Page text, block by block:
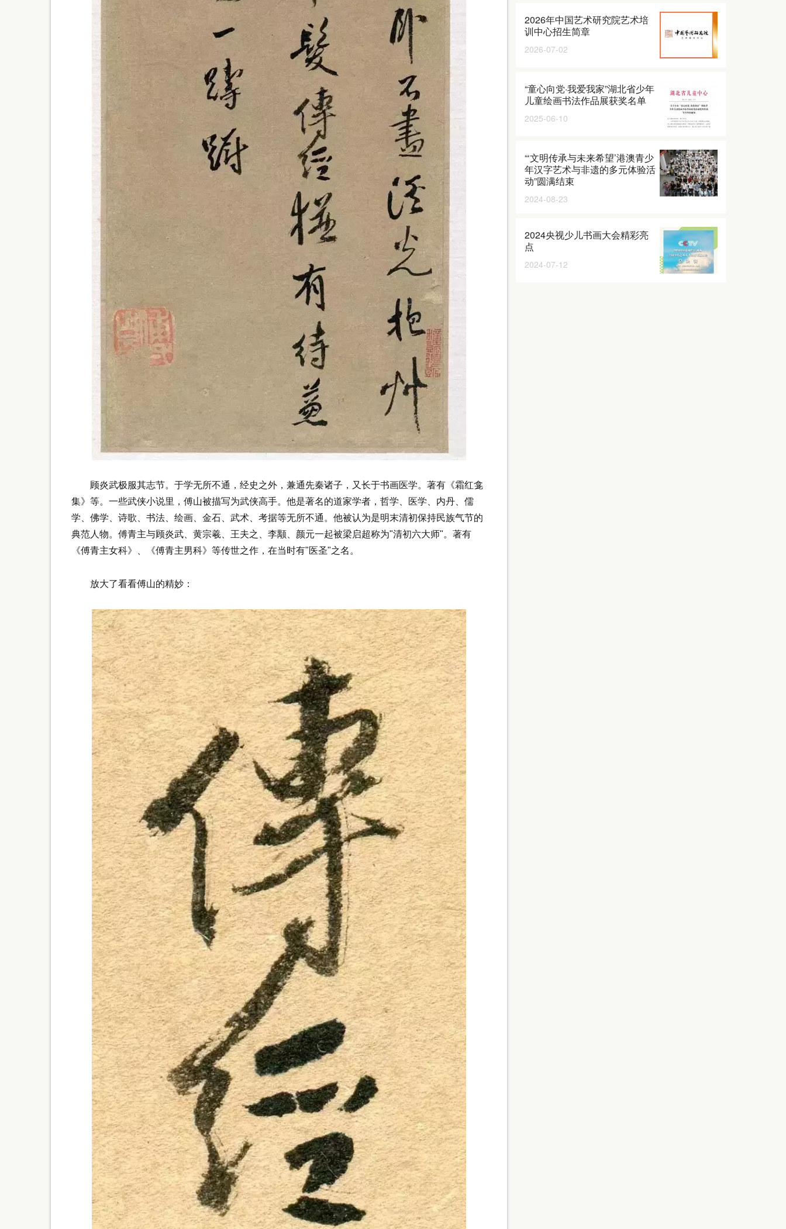
顾炎武极服其志节。于学无所不通，经史之外，兼通先秦诸子，又长于书画医学。著有《霜红龛
集》等。一些武侠小说里，傅山被描写为武侠高手。他是著名的道家学者，哲学、医学、内丹、儒
学、佛学、诗歌、书法、绘画、金石、武术、考据等无所不通。他被认为是明末清初保持民族气节的
典范人物。傅青主与顾炎武、黄宗羲、王夫之、李颙、颜元一起被梁启超称为"清初六大师"。著有
《傅青主女科》、《傅青主男科》等传世之作，在当时有"医圣"之名。
放大了看看傅山的精妙：
2026年中国艺术研究院艺术培
训中心招生简章
2026-07-02
“童心向党·我爱我家”湖北省少年
儿童绘画书法作品展获奖名单
2025-06-10
“‘文明传承与未来希望’港澳青少
年汉字艺术与非遗的多元体验活
动”圆满结束
2024-08-23
2024央视少儿书画大会精彩亮
点
2024-07-12